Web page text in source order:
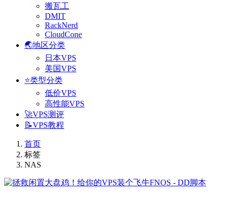
搬瓦工
DMIT
RackNerd
CloudCone
🌏地区分类
日本VPS
美国VPS
⭐类型分类
低价VPS
高性能VPS
🚀VPS测评
📝VPS教程
首页
标签
NAS